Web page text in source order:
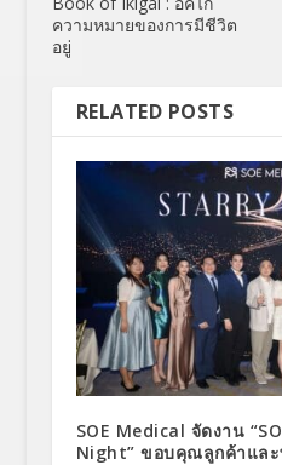
ความหมายของการมีชีวิต
อยู่
RELATED POSTS
SOE Medical จัดงาน
Night” ขอบคุณลูกค้าและ